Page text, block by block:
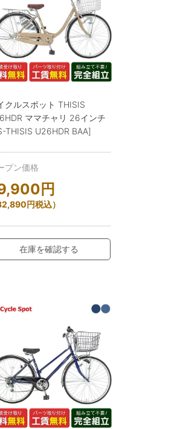
クルスポット THISIS
ママチャリ 26インチ
THISIS U26HDR BAA]
プン価格
円
円税込）
在庫を確認する